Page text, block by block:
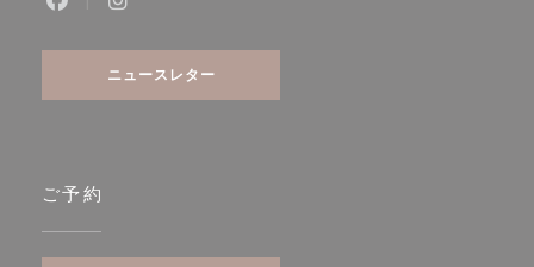
ニュースレター
ご予約